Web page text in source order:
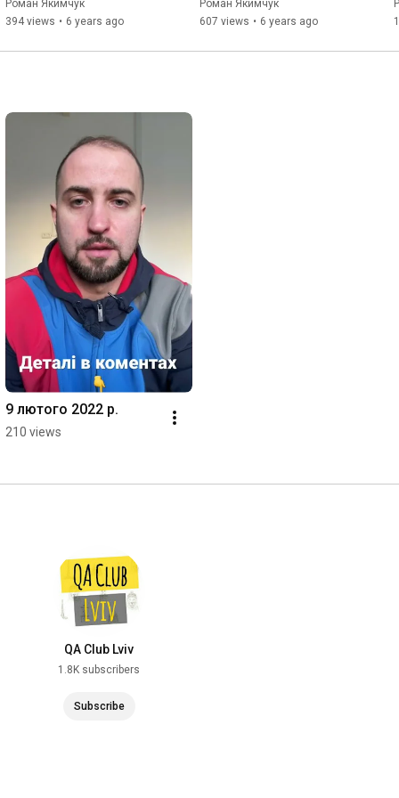
Роман Якимчук
394 views • 6 years ago
Роман Якимчук
607 views • 6 years ago
9 лютого 2022 р.
210 views
QA Club Lviv
1.8K subscribers
Subscribe